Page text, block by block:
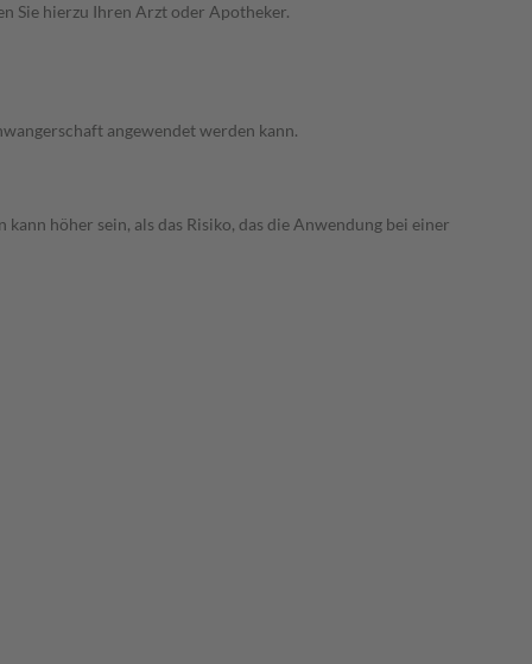
Sie hierzu Ihren Arzt oder Apotheker.
angewendet werden kann.
höher sein, als das Risiko, das die Anwendung bei einer